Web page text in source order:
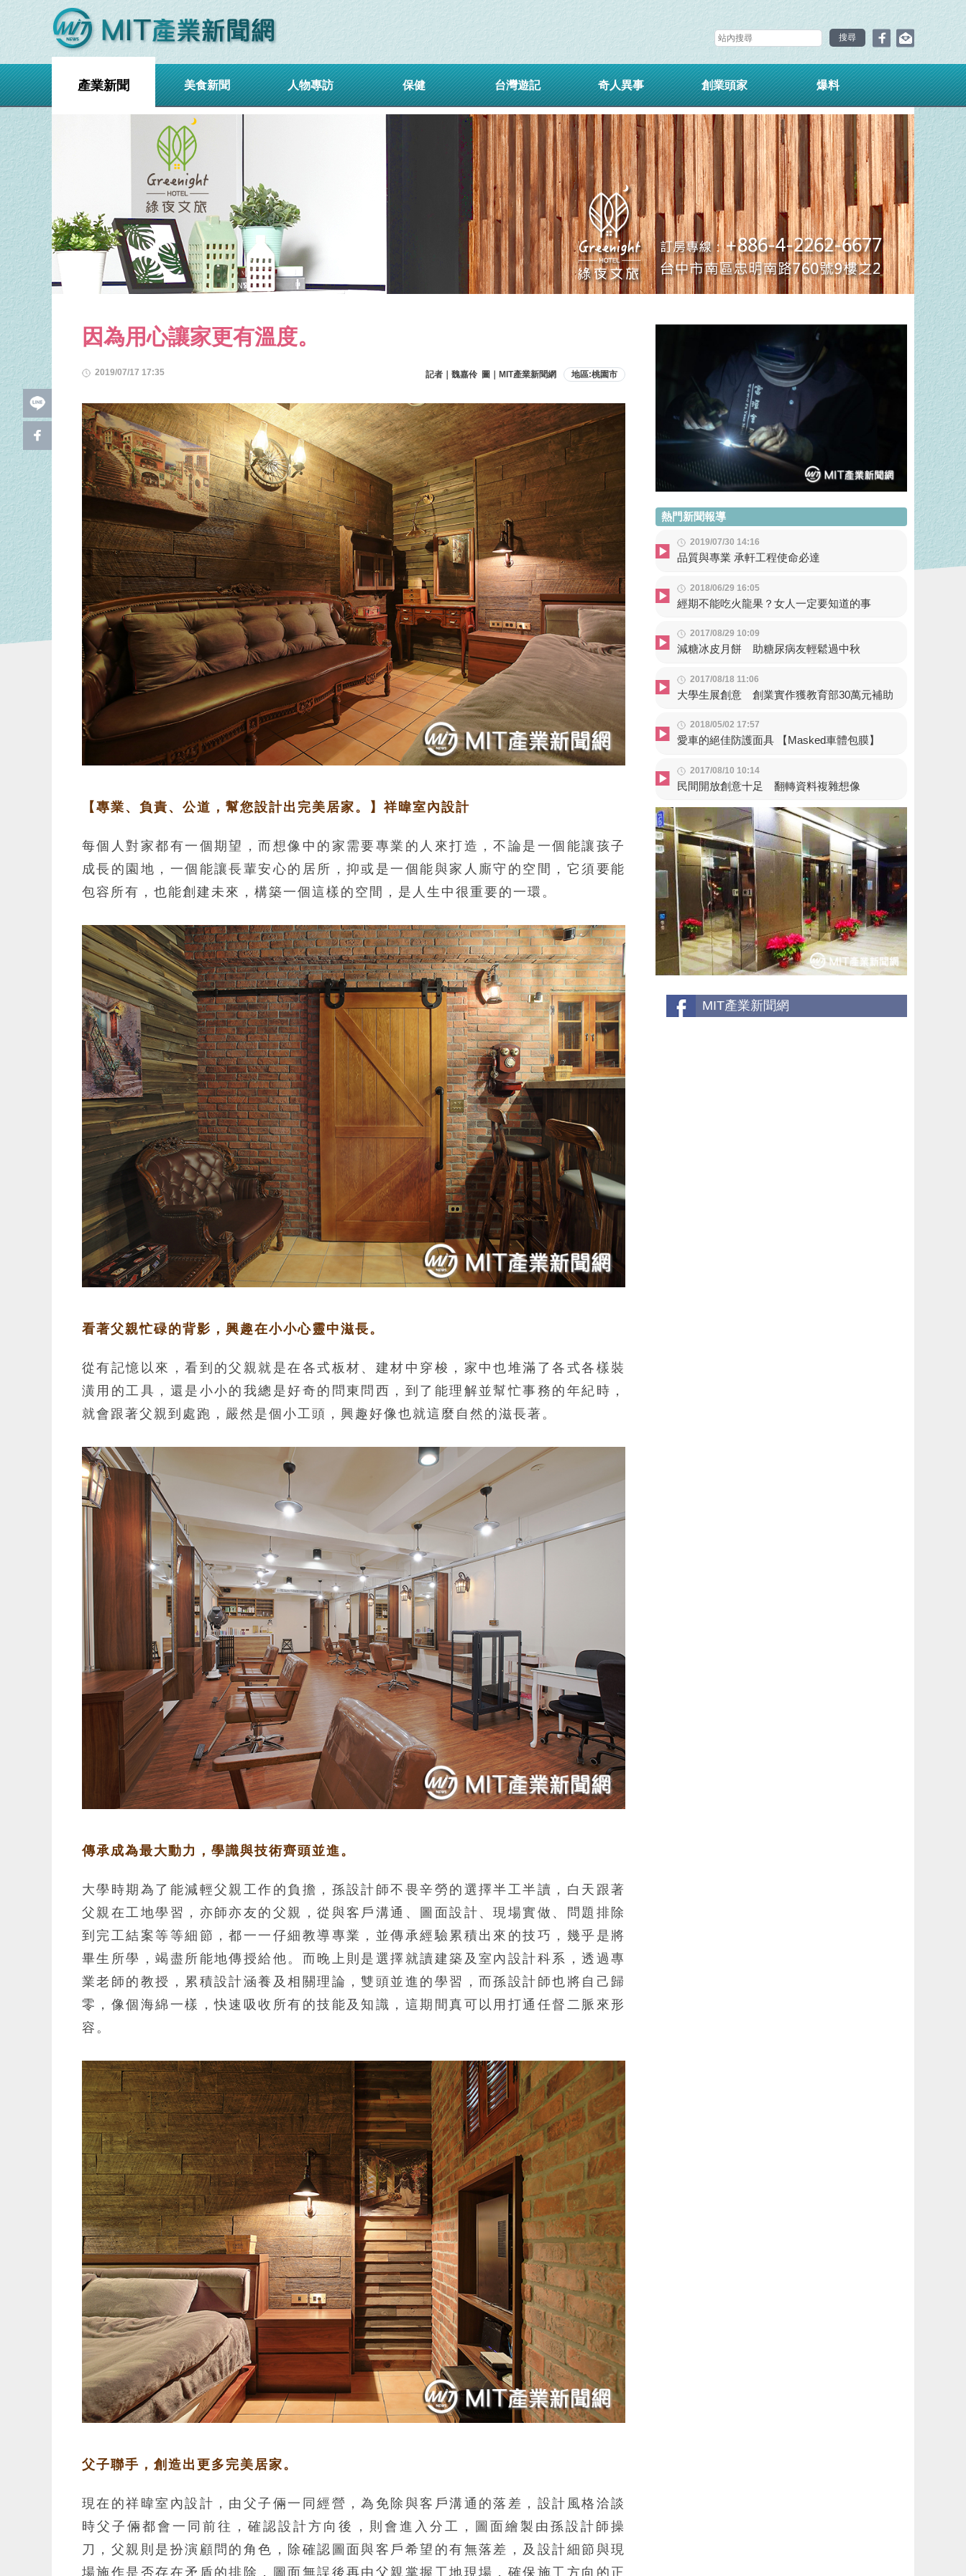
產業新聞 美食新聞 人物專訪 保健 台灣遊記 奇人異事 創業頭家 爆料
e
c
e
b
o
o
k
因為用心讓家更有溫度。
2019/07/17 17:35 記者｜魏嘉伶 圖｜MIT產業新聞網 地區:桃園市
【專業、負責、公道，幫您設計出完美居家。】祥暐室內設計
每個人對家都有一個期望，而想像中的家需要專業的人來打造，不論是一個能讓孩子
成長的園地，一個能讓長輩安心的居所，抑或是一個能與家人廝守的空間，它須要能
包容所有，也能創建未來，構築一個這樣的空間，是人生中很重要的一環。
看著父親忙碌的背影，興趣在小小心靈中滋長。
從有記憶以來，看到的父親就是在各式板材、建材中穿梭，家中也堆滿了各式各樣裝
潢用的工具，還是小小的我總是好奇的問東問西，到了能理解並幫忙事務的年紀時，
就會跟著父親到處跑，嚴然是個小工頭，興趣好像也就這麼自然的滋長著。
傳承成為最大動力，學識與技術齊頭並進。
大學時期為了能減輕父親工作的負擔，孫設計師不畏辛勞的選擇半工半讀，白天跟著
父親在工地學習，亦師亦友的父親，從與客戶溝通、圖面設計、現場實做、問題排除
到完工結案等等細節，都一一仔細教導專業，並傳承經驗累積出來的技巧，幾乎是將
畢生所學，竭盡所能地傳授給他。而晚上則是選擇就讀建築及室內設計科系，透過專
業老師的教授，累積設計涵養及相關理論，雙頭並進的學習，而孫設計師也將自己歸
零，像個海綿一樣，快速吸收所有的技能及知識，這期間真可以用打通任督二脈來形
容。
父子聯手，創造出更多完美居家。
現在的祥暐室內設計，由父子倆一同經營，為免除與客戶溝通的落差，設計風格洽談
時父子倆都會一同前往，確認設計方向後，則會進入分工，圖面繪製由孫設計師操
刀，父親則是扮演顧問的角色，除確認圖面與客戶希望的有無落差，及設計細節與現
場施作是否存在矛盾的排除，圖面無誤後再由父親掌握工地現場，確保施工方向的正
熱門新聞報導
2019/07/30 14:16
品質與專業 承軒工程使命必達
2018/06/29 16:05
經期不能吃火龍果？女人一定要知道的事
2017/08/29 10:09
減糖冰皮月餅 助糖尿病友輕鬆過中秋
2017/08/18 11:06
大學生展創意 創業實作獲教育部30萬元補助
2018/05/02 17:57
愛車的絕佳防護面具 【Masked車體包膜】
2017/08/10 10:14
民間開放創意十足 翻轉資料複雜想像
MIT產業新聞網